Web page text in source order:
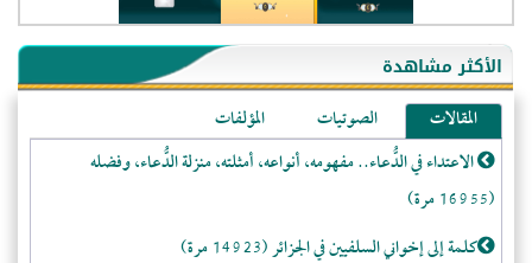
الأكثر مشاهدة
المقالات الصوتيات
المؤلفات
الاعتداء في الدُّعاء.. مفهومه، أنواعه، أمثلته، منزلة الدُّعاء، وفضله
(16955 مرة)
كلمة إلى إخواني السلفيين في الجزائر (14923 مرة)
- الولايات المتحدة (71833)
- فيتنام (21372)
-غير معروف (20604)
- الصين (10574)
- كندا (10202)
- فرنسا (9048)
- المملكة المتحدة (5449)